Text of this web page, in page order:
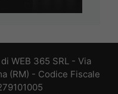
WEB 365 SRL - Via
(RM) - Codice Fiscale